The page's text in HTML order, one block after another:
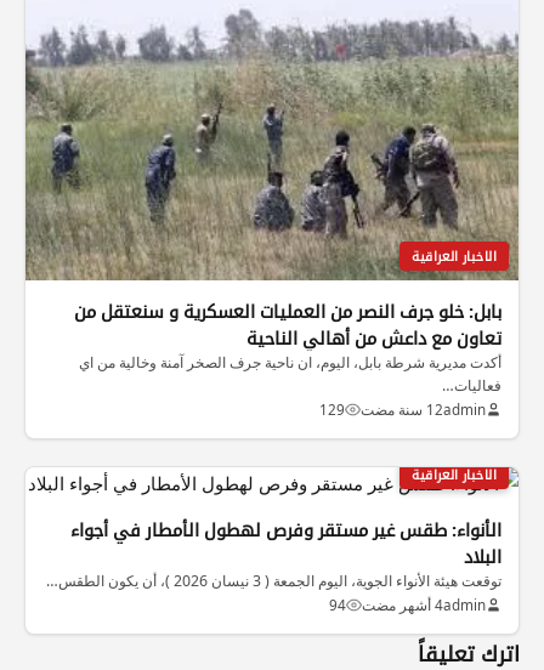
الاخبار العراقية
بابل: خلو جرف النصر من العمليات العسكرية و سنعتقل من
تعاون مع داعش من أهالي الناحية
أكدت مديرية شرطة بابل، اليوم، ان ناحية جرف الصخر آمنة وخالية من اي
فعاليات…
admin12 سنة مضت 129
الاخبار العراقية
الأنواء: طقس غير مستقر وفرص لهطول الأمطار في أجواء
البلاد
توقعت هيئة الأنواء الجوية، اليوم الجمعة ( 3 نيسان 2026 )، أن يكون الطقس…
admin4 أشهر مضت 94
اترك تعليقاً